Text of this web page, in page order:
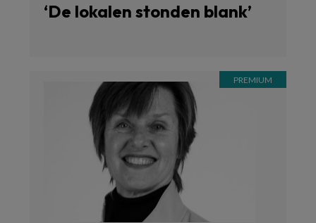
‘De lokalen stonden blank’